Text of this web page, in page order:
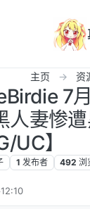
主页 资
7
人妻惨
UC】
1 发布者 492 浏